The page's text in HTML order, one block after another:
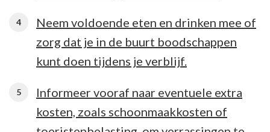
Neem voldoende eten en drinken mee of
zorg dat je in de buurt boodschappen
kunt doen tijdens je verblijf.
Informeer vooraf naar eventuele extra
kosten, zoals schoonmaakkosten of